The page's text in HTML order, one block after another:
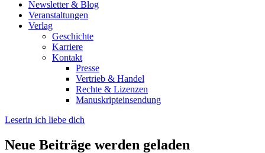
Newsletter & Blog
Veranstaltungen
Verlag
Geschichte
Karriere
Kontakt
Presse
Vertrieb & Handel
Rechte & Lizenzen
Manuskripteinsendung
Leserin ich liebe dich
Neue Beiträge werden geladen